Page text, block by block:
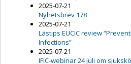
2025-07-21
Nyhetsbrev 178
2025-07-21
Lästips EUCIC review
Infections”
2025-07-21
IFIC-webinar 24 juli om